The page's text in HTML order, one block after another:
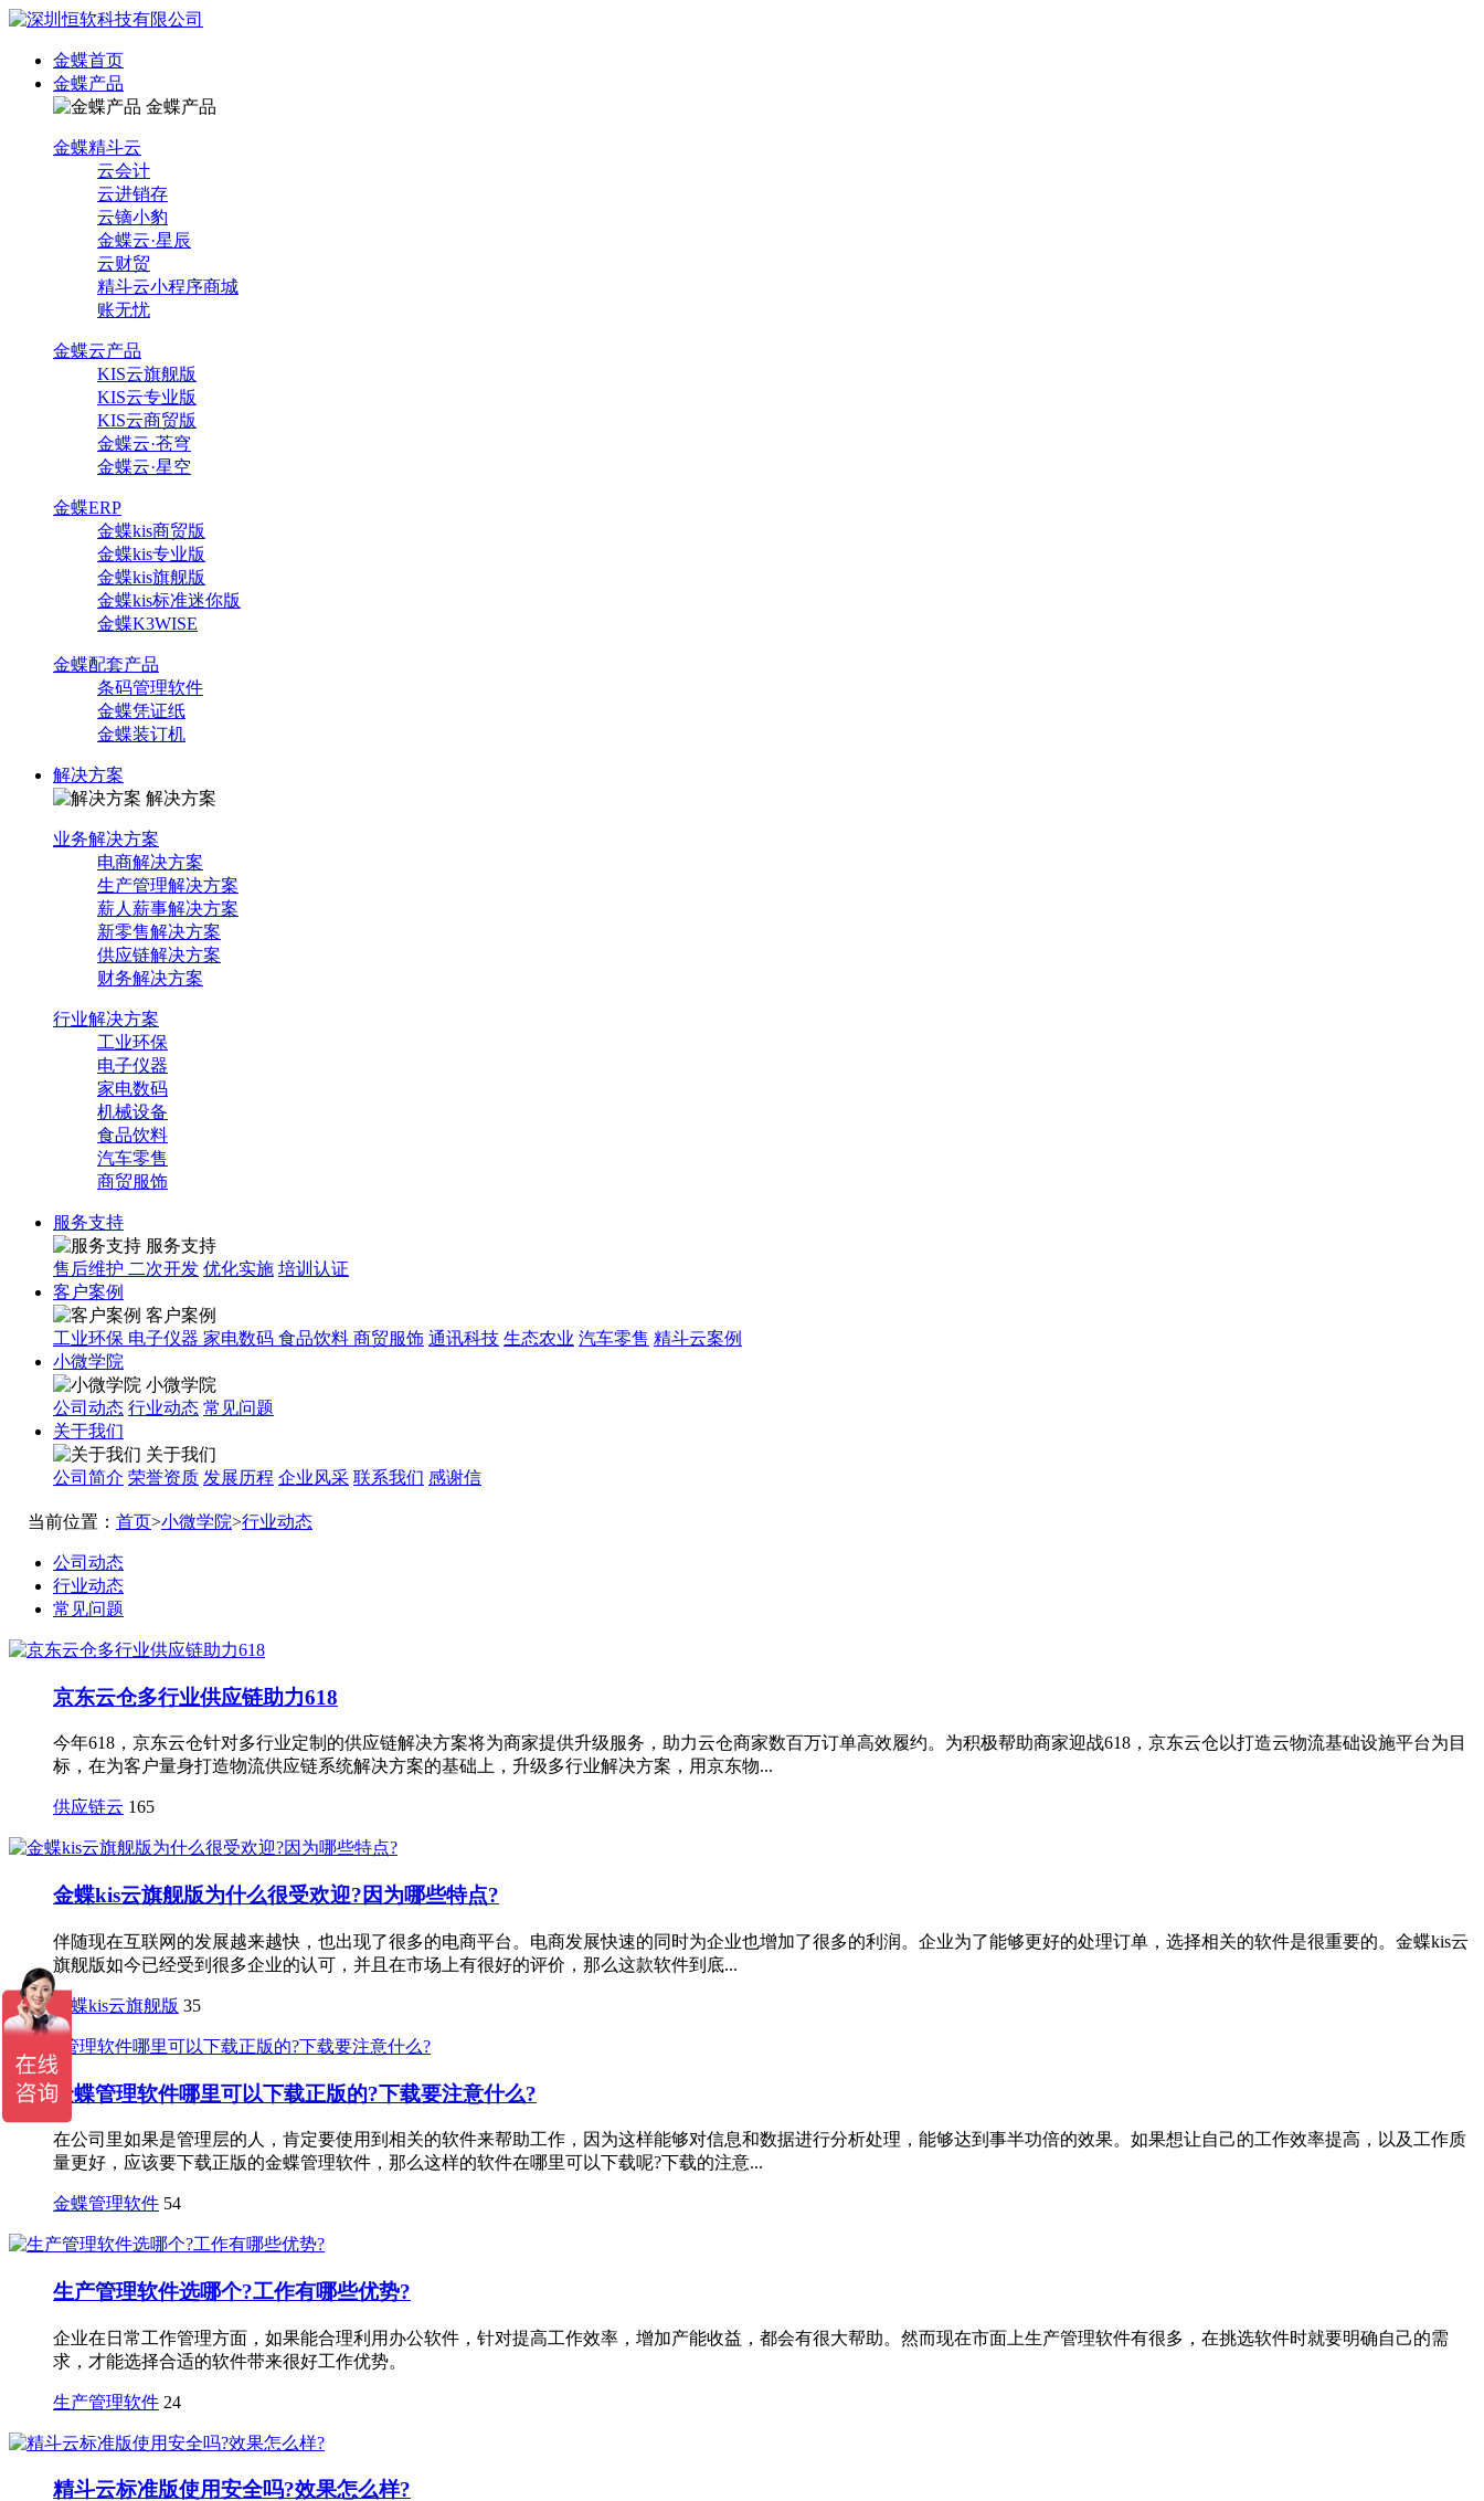
金蝶首页
金蝶产品
金蝶产品
金蝶精斗云
云会计
云进销存
云镝小豹
金蝶云·星辰
云财贸
精斗云小程序商城
账无忧
金蝶云产品
KIS云旗舰版
KIS云专业版
KIS云商贸版
金蝶云·苍穹
金蝶云·星空
金蝶ERP
金蝶kis商贸版
金蝶kis专业版
金蝶kis旗舰版
金蝶kis标准迷你版
金蝶K3WISE
金蝶配套产品
条码管理软件
金蝶凭证纸
金蝶装订机
解决方案
解决方案
业务解决方案
电商解决方案
生产管理解决方案
薪人薪事解决方案
新零售解决方案
供应链解决方案
财务解决方案
行业解决方案
工业环保
电子仪器
家电数码
机械设备
食品饮料
汽车零售
商贸服饰
服务支持
服务支持
售后维护 二次开发 优化实施 培训认证
客户案例
客户案例
工业环保 电子仪器 家电数码 食品饮料 商贸服饰 通讯科技 生态农业 汽车零售 精斗云案例
小微学院
小微学院
公司动态 行业动态 常见问题
关于我们
关于我们
公司简介 荣誉资质 发展历程 企业风采 联系我们 感谢信
当前位置： 首页>小微学院>行业动态
公司动态
行业动态
常见问题
京东云仓多行业供应链助力618
今年618，京东云仓针对多行业定制的供应链解决方案将为商家提供升级服务，助力云仓商家数百万订单高效履约。为积极帮助商家迎战618，京东云仓以打造云物流基础设施平台为目
标，在为客户量身打造物流供应链系统解决方案的基础上，升级多行业解决方案，用京东物...
供应链云 165
金蝶kis云旗舰版为什么很受欢迎?因为哪些特点?
伴随现在互联网的发展越来越快，也出现了很多的电商平台。电商发展快速的同时为企业也增加了很多的利润。企业为了能够更好的处理订单，选择相关的软件是很重要的。金蝶kis云
旗舰版如今已经受到很多企业的认可，并且在市场上有很好的评价，那么这款软件到底...
金蝶kis云旗舰版 35
金蝶管理软件哪里可以下载正版的?下载要注意什么?
在公司里如果是管理层的人，肯定要使用到相关的软件来帮助工作，因为这样能够对信息和数据进行分析处理，能够达到事半功倍的效果。如果想让自己的工作效率提高，以及工作质
量更好，应该要下载正版的金蝶管理软件，那么这样的软件在哪里可以下载呢?下载的注意...
金蝶管理软件 54
生产管理软件选哪个?工作有哪些优势?
企业在日常工作管理方面，如果能合理利用办公软件，针对提高工作效率，增加产能收益，都会有很大帮助。然而现在市面上生产管理软件有很多，在挑选软件时就要明确自己的需
求，才能选择合适的软件带来很好工作优势。
生产管理软件 24
精斗云标准版使用安全吗?效果怎么样?